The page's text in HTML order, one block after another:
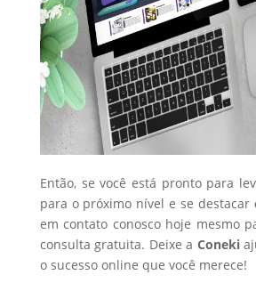
Então, se você está pronto para
para o próximo nível e se destacar
em contato conosco hoje mesmo
consulta gratuita. Deixe a Coneki
o sucesso online que você merece!